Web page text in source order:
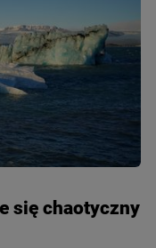
się chaotyczny